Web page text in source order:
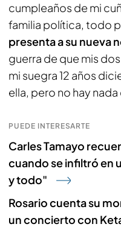
cumpleaños de mi
familia política, todo
presenta a su nueva
guerra de que mis
mi suegra 12 años
ella, pero no hay
PUEDE INTERESARTE
Carles Tamayo
cuando se infiltró en
y todo"
Rosario cuenta su
un concierto con